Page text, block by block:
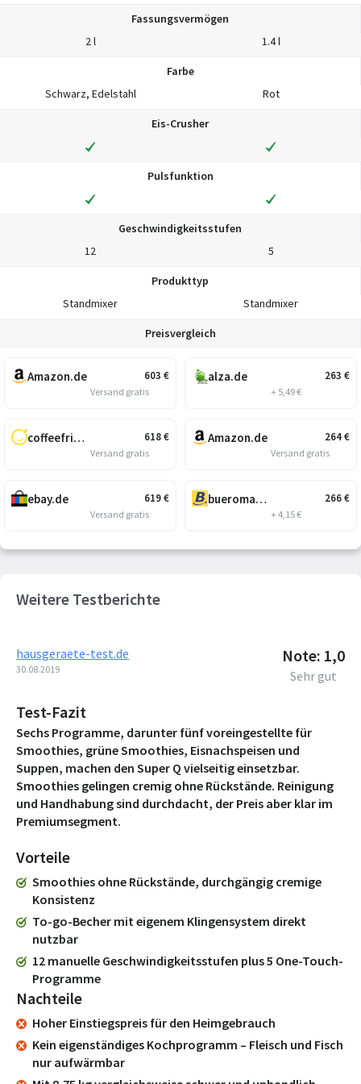
Fassungsvermögen
2 l
1.4 l
Farbe
Schwarz, Edelstahl
Rot
Eis-Crusher
Pulsfunktion
Geschwindigkeitsstufen
12
5
Produkttyp
Standmixer
Standmixer
Preisvergleich
603 €
Amazon.de
Versand gratis
618€
coffeefriend.de
Versand gratis
619€
ebay.de
Versand gratis
263 €
alza.de
+ 5,49 €
264€
Amazon.de
Versand gratis
266€
bueromarkt-ag.de
+ 4,15 €
Weitere Testberichte
hausgeraete-test.de
30.08.2019
Note: 1,0
Sehr gut
Test-Fazit
Sechs Programme, darunter fünf voreingestellte für
Smoothies, grüne Smoothies, Eisnachspeisen und
Suppen, machen den Super Q vielseitig einsetzbar.
Smoothies gelingen cremig ohne Rückstände. Reinigung
und Handhabung sind durchdacht, der Preis aber klar im
Premiumsegment.
Vorteile
Smoothies ohne Rückstände, durchgängig cremige
Konsistenz
To-go-Becher mit eigenem Klingensystem direkt
nutzbar
12 manuelle Geschwindigkeitsstufen plus 5 One-Touch-
Programme
Nachteile
Hoher Einstiegspreis für den Heimgebrauch
Kein eigenständiges Kochprogramm – Fleisch und Fisch
nur aufwärmbar